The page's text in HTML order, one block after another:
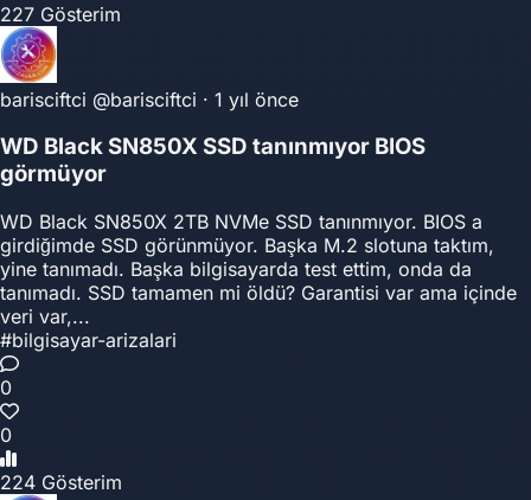
227 Gösterim
barisciftci @barisciftci · 1 yıl önce
WD Black SN850X SSD tanınmıyor BIOS
görmüyor
WD Black SN850X 2TB NVMe SSD tanınmıyor. BIOS a
girdiğimde SSD görünmüyor. Başka M.2 slotuna taktım,
yine tanımadı. Başka bilgisayarda test ettim, onda da
tanımadı. SSD tamamen mi öldü? Garantisi var ama içinde
veri var,...
#bilgisayar-arizalari
0
0
224 Gösterim